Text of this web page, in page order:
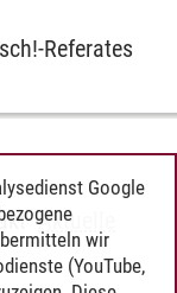
Referates
Aktuelle
Google
wir
(YouTube,